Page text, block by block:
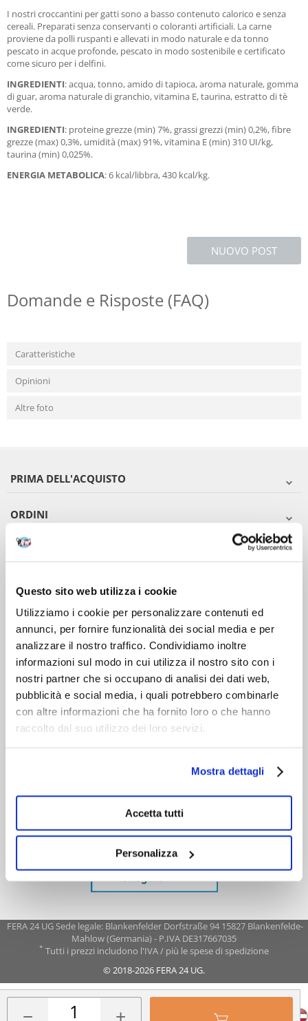
Questo sito web utilizza i cookie
Utilizziamo i cookie per personalizzare contenuti ed
annunci, per fornire funzionalità dei social media e per
analizzare il nostro traffico. Condividiamo inoltre
informazioni sul modo in cui utilizza il nostro sito con i
nostri partner che si occupano di analisi dei dati web,
pubblicità e social media, i quali potrebbero combinarle
con altre informazioni che ha fornito loro o che hanno
raccolto dal suo utilizzo dei loro servizi.
Mostra dettagli
Accetta tutti
Personalizza
− +
I nostri croccantini per gatti sono a basso contenuto calorico e senza
cereali. Preparati senza conservanti o coloranti artificiali. La carne
proviene da polli ruspanti e allevati in modo naturale e da tonno
pescato in acque profonde, pescato in modo sostenibile e certificato
come sicuro per i delfini.
INGREDIENTI: acqua, tonno, amido di tapioca, aroma naturale, gomma
di guar, aroma naturale di granchio, vitamina E, taurina, estratto di tè
verde.
INGREDIENTI: proteine grezze (min) 7%, grassi grezzi (min) 0,2%, fibre
grezze (max) 0,3%, umidità (max) 91%, vitamina E (min) 310 UI/kg,
taurina (min) 0,025%.
ENERGIA METABOLICA: 6 kcal/libbra, 430 kcal/kg.
NUOVO POST
Domande e Risposte (FAQ)
Caratteristiche
Opinioni
Altre foto
PRIMA DELL'ACQUISTO
ORDINI
DOPO L'ACQUISTO
VIENI A CONOSCERCI
FERA 24 UG Sede legale: Blankenfelder Dorfstraße 94 15827 Blankenfelde-
Mahlow (Germania) - P.IVA DE317667035
* Tutti i prezzi includono l'IVA / più le spese di spedizione
© 2018-2026 FERA 24 UG.
FERA INTERNATIONAL: